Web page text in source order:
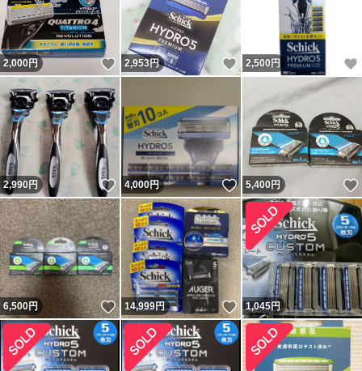
2,000円 いいね！
2,953円 いいね！
2,500 円
2,990円 いいね！
4,000円 いいね！
5,400円
6,500円 いいね！
14,999円 いいね！
1,045円